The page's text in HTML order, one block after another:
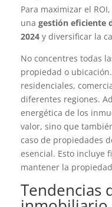
Para maximizar el
una gestión eficiente
2024 y diversificar la
No concentres todas
propiedad o
residenciales,
diferentes regiones.
energética de los
valor, sino que
caso de propiedades
esencial. Esto incluye
mantener la
Tendencias